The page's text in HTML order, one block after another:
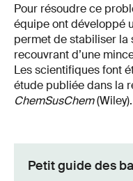
Pour résoudre ce
équipe ont développé
permet de stabiliser la
recouvrant d’une
Les scientifiques font
étude publiée dans la
ChemSusChem(Wiley).
Petit guide des